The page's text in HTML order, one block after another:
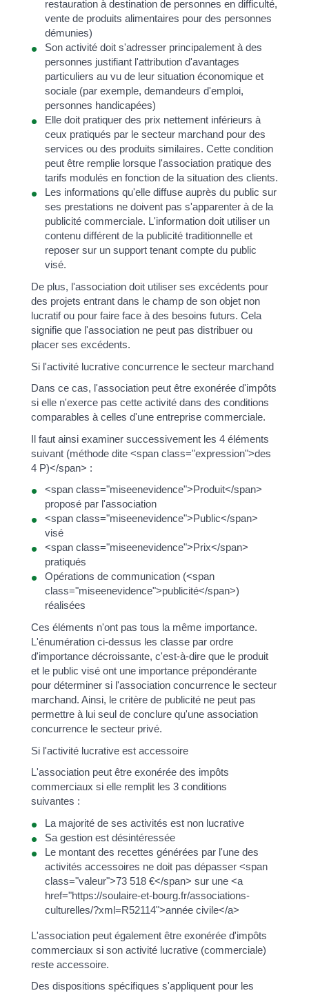
restauration à destination de personnes en difficulté,
vente de produits alimentaires pour des personnes
démunies)
Son activité doit s'adresser principalement à des
personnes justifiant l'attribution d'avantages
particuliers au vu de leur situation économique et
sociale (par exemple, demandeurs d'emploi,
personnes handicapées)
Elle doit pratiquer des prix nettement inférieurs à
ceux pratiqués par le secteur marchand pour des
services ou des produits similaires. Cette condition
peut être remplie lorsque l'association pratique des
tarifs modulés en fonction de la situation des clients.
Les informations qu'elle diffuse auprès du public sur
ses prestations ne doivent pas s'apparenter à de la
publicité commerciale. L'information doit utiliser un
contenu différent de la publicité traditionnelle et
reposer sur un support tenant compte du public
visé.
De plus, l'association doit utiliser ses excédents pour
des projets entrant dans le champ de son objet non
lucratif ou pour faire face à des besoins futurs. Cela
signifie que l'association ne peut pas distribuer ou
placer ses excédents.
Si l'activité lucrative concurrence le secteur marchand
Dans ce cas, l'association peut être exonérée d'impôts
si elle n'exerce pas cette activité dans des conditions
comparables à celles d'une entreprise commerciale.
Il faut ainsi examiner successivement les 4 éléments
suivant (méthode dite <span class="expression">des
4 P)</span> :
<span class="miseenevidence">Produit</span>
proposé par l'association
<span class="miseenevidence">Public</span>
visé
<span class="miseenevidence">Prix</span>
pratiqués
Opérations de communication (<span
class="miseenevidence">publicité</span>)
réalisées
Ces éléments n'ont pas tous la même importance.
L'énumération ci-dessus les classe par ordre
d'importance décroissante, c'est-à-dire que le produit
et le public visé ont une importance prépondérante
pour déterminer si l'association concurrence le secteur
marchand. Ainsi, le critère de publicité ne peut pas
permettre à lui seul de conclure qu'une association
concurrence le secteur privé.
Si l'activité lucrative est accessoire
L'association peut être exonérée des impôts
commerciaux si elle remplit les 3 conditions
suivantes :
La majorité de ses activités est non lucrative
Sa gestion est désintéressée
Le montant des recettes générées par l'une des
activités accessoires ne doit pas dépasser <span
class="valeur">73 518 €</span> sur une <a
href="https://soulaire-et-bourg.fr/associations-
culturelles/?xml=R52114">année civile</a>
L'association peut également être exonérée d'impôts
commerciaux si son activité lucrative (commerciale)
reste accessoire.
Des dispositions spécifiques s'appliquent pour les